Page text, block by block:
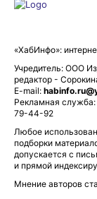
«ХабИнфо»:
Учредитель: ООО
редактор -
E-mail:
Рекламная служба:
79-44-92
Любое
подборки
допускается с
и прямой
Мнение авторов